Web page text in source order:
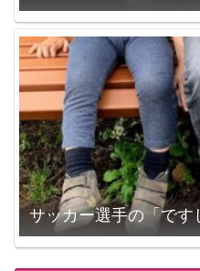
サッカー選手の「です